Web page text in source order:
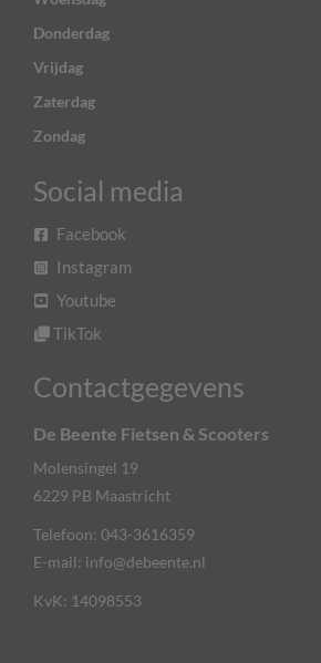
Donderdag
Vrijdag
Zaterdag
Zondag
Social media
Facebook
Instagram
Youtube
TikTok
Contactgegevens
De Beente Fietsen & Scooters
Molensingel 19
6229 PB Maastricht
Telefoon: 043-3616359
E-mail: info@debeente.nl
KvK: 14098553